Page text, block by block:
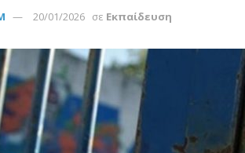
20/01/2026 σε Εκπαίδευση